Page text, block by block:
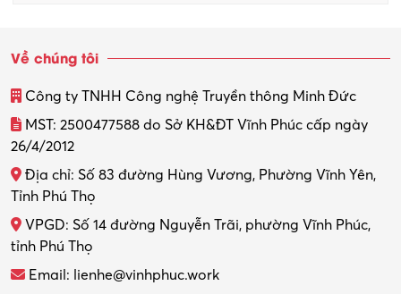
Về chúng tôi
Công ty TNHH Công nghệ Truyền thông Minh Đức
MST: 2500477588 do Sở KH&ĐT Vĩnh Phúc cấp ngày
26/4/2012
Địa chỉ: Số 83 đường Hùng Vương, Phường Vĩnh Yên,
Tỉnh Phú Thọ
VPGD: Số 14 đường Nguyễn Trãi, phường Vĩnh Phúc,
tỉnh Phú Thọ
Email: lienhe@vinhphuc.work